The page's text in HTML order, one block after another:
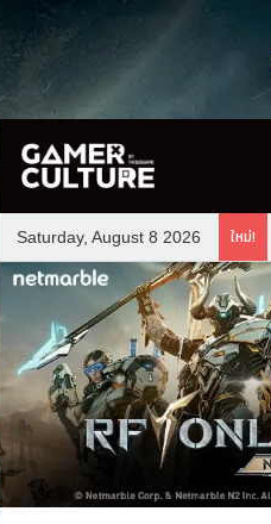
Saturday, August 8 2026 ใหม่!